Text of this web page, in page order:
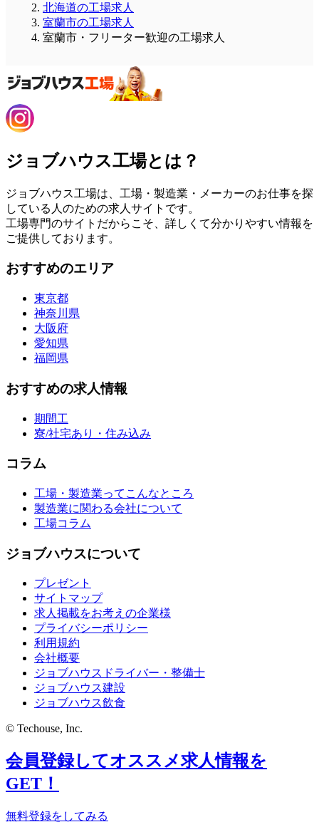
北海道の工場求人
室蘭市の工場求人
室蘭市・フリーター歓迎の工場求人
ジョブハウス工場とは？
ジョブハウス工場は、工場・製造業・メーカーのお仕事を探
している人のための求人サイトです。
工場専門のサイトだからこそ、詳しくて分かりやすい情報を
ご提供しております。
おすすめのエリア
東京都
神奈川県
大阪府
愛知県
福岡県
おすすめの求人情報
期間工
寮/社宅あり・住み込み
コラム
工場・製造業ってこんなところ
製造業に関わる会社について
工場コラム
ジョブハウスについて
プレゼント
サイトマップ
求人掲載をお考えの企業様
プライバシーポリシー
利用規約
会社概要
ジョブハウスドライバー・整備士
ジョブハウス建設
ジョブハウス飲食
© Techouse, Inc.
会員登録してオススメ求人情報を
GET！
無料登録をしてみる